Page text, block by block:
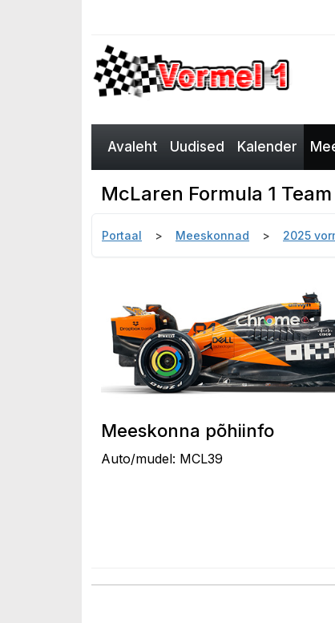
Avaleht Uudised Kalender
McLaren Formula 1
Portaal Meeskonnad 2025
Meeskonna põhiinfo
Auto/mudel: MCL39